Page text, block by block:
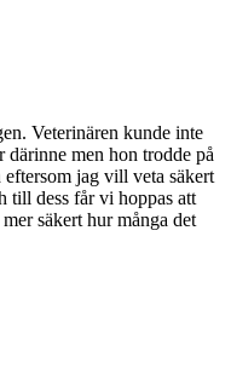
Veterinären kunde inte
därinne men hon trodde på
jag vill veta säkert
till dess får vi hoppas att
säkert hur många det